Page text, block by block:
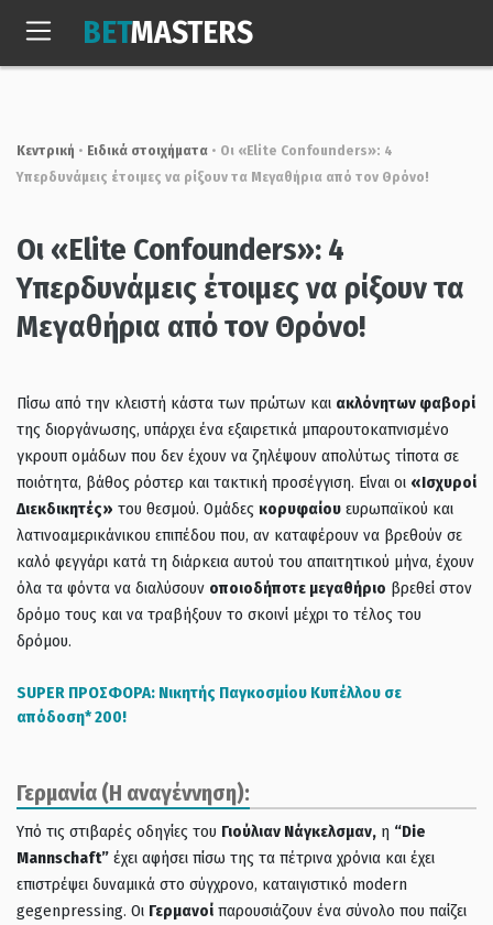
Σαβ, 8 Αυγ. 2026
BETMASTERS
Κεντρική • Ειδικά στοιχήματα • Οι «Elite Confounders»: 4
Υπερδυνάμεις έτοιμες να ρίξουν τα Μεγαθήρια από τον Θρόνο!
Οι «Elite Confounders»: 4
Υπερδυνάμεις έτοιμες να ρίξουν τα
Μεγαθήρια από τον Θρόνο!
Πίσω από την κλειστή κάστα των πρώτων και ακλόνητων φαβορί
της διοργάνωσης, υπάρχει ένα εξαιρετικά μπαρουτοκαπνισμένο
γκρουπ ομάδων που δεν έχουν να ζηλέψουν απολύτως τίποτα σε
ποιότητα, βάθος ρόστερ και τακτική προσέγγιση. Είναι οι «Ισχυροί
Διεκδικητές» του θεσμού. Ομάδες κορυφαίου ευρωπαϊκού και
λατινοαμερικάνικου επιπέδου που, αν καταφέρουν να βρεθούν σε
καλό φεγγάρι κατά τη διάρκεια αυτού του απαιτητικού μήνα, έχουν
όλα τα φόντα να διαλύσουν οποιοδήποτε μεγαθήριο βρεθεί στον
δρόμο τους και να τραβήξουν το σκοινί μέχρι το τέλος του
δρόμου.
SUPER ΠΡΟΣΦΟΡΑ: Νικητής Παγκοσμίου Κυπέλλου σε
απόδοση* 200!
Γερμανία (Η αναγέννηση):
Υπό τις στιβαρές οδηγίες του Γιούλιαν Νάγκελσμαν, η “Die
Mannschaft” έχει αφήσει πίσω της τα πέτρινα χρόνια και έχει
επιστρέψει δυναμικά στο σύγχρονο, καταιγιστικό modern
gegenpressing. Οι Γερμανοί παρουσιάζουν ένα σύνολο που παίζει